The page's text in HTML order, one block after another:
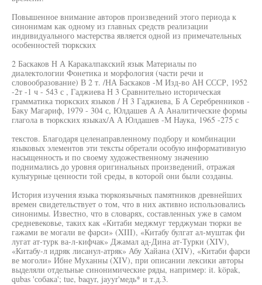
Повышенное внимание авторов произведений этого периода к
синонимам как одному из главных средств реализации
индивидуального мастерства является одной из примечательных
особенностей тюркских
2 Баскаков Н А Каракалпакский язык Материалы по
диалектологии Фонетика и морфология (части речи и
словообразование) В 2 т. /НА Баскаков -М Изд-во АН СССР, 1952
-2т -1 ч - 543 с , Гаджиева Н 3 Сравнительно историческая
грамматика тюркских языков / Н 3 Гаджиева, Б А Серебренников -
Баку Магариф, 1979 - 304 с, Юлдашев А А Аналитические формы
глагола в тюркских языках/А А Юлдашев -М Наука, 1965 -275 с
текстов. Благодаря целенаправленному подбору и комбинации
языковых элементов эти тексты обретали особую информативную
насыщенность и по своему художественному значению
поднимались до уровня оригинальных произведений, отражая
культурные ценности той среды, в которой они были созданы.
История изучения языка тюркоязычных памятников древнейших
времен свидетельствует о том, что в них активно использовались
синонимы. Известно, что в словарях, составленных уже в самом
средневековье, таких как «Китаби меджмуг терджуман тюрки ве
гажами ве могали ве фарси» (XIII), «Китабу булгат ал-муштак фи
лугат ат-турк ва-л-кифчак» Джамал ад-Дина ат-Турки (XIV),
«Китабу-л идряк лисанул-атряк» Абу Хайана (XIV), «Китаби фарси
ве моголи» Ибне Муханны (XIV), при описании лексики авторы
выделяли отдельные синонимические ряды, например: it. köpak,
qubas 'собака'; tue, baqyr, jayyr'медь* и т.д.3.